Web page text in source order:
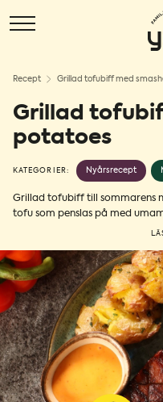
Recept Grillad tofubiff med
Grillad
potatoes
KATEGORIER: Nyårsrecept
Grillad tofubiff till sommarens
tofu som penslas på med
biffliknande. Servera med
du vill köra klassiskt. Njut!